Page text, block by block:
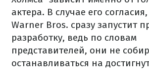
актера. В случае его согласия,
Warner Bros. сразу запустит
разработку, ведь по словам
представителей, они не
останавливаться на